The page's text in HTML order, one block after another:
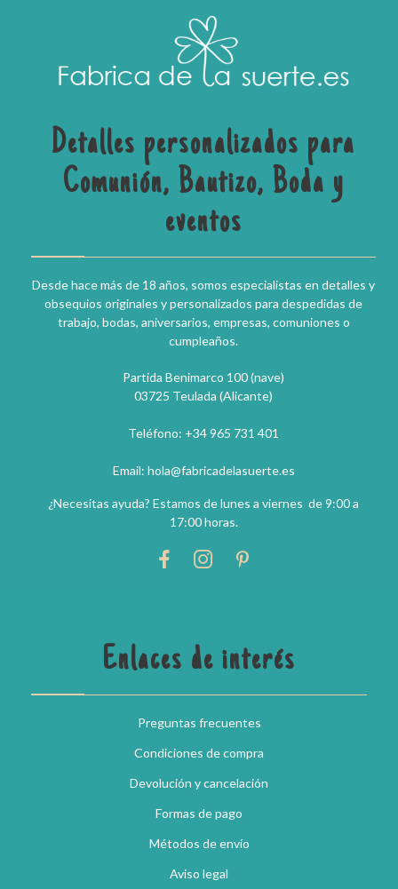
Detalles personalizados para
Comunión, Bautizo, Boda y
eventos
Desde hace más de 18 años, somos especialistas en detalles y
obsequios originales y personalizados para despedidas de
trabajo, bodas, aniversarios, empresas, comuniones o
cumpleaños.
Partida Benimarco 100 (nave)
03725 Teulada (Alicante)
Teléfono: +34 965 731 401
Email: hola@fabricadelasuerte.es
¿Necesitas ayuda? Estamos de lunes a viernes de 9:00 a
17:00 horas.
Enlaces de interés
Preguntas frecuentes
Condiciones de compra
Devolución y cancelación
Formas de pago
Métodos de envío
Aviso legal